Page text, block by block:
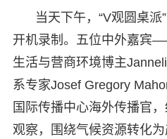
当天下午，“V观圆桌
开机录制。五位中外嘉宾
生活与营商环境博主
系专家Josef Gregory
国际传播中心海外传播官
观察，围绕气候资源转化